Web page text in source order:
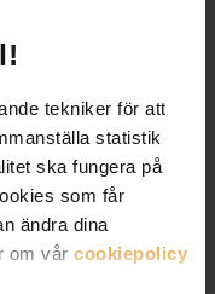
tekniker för att
statistik
ska fungera på
som får
ändra dina
om vår cookiepolicy